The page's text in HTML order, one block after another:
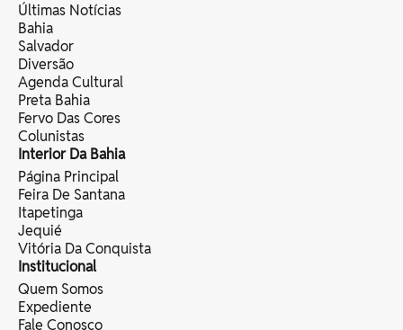
Últimas Notícias
Bahia
Salvador
Diversão
Agenda Cultural
Preta Bahia
Fervo Das Cores
Colunistas
Interior Da Bahia
Página Principal
Feira De Santana
Itapetinga
Jequié
Vitória Da Conquista
Institucional
Quem Somos
Expediente
Fale Conosco